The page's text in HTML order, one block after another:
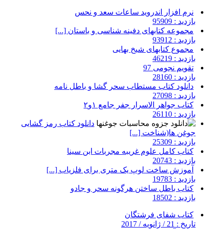
نرم افزار اندروید ساعات سعد و نحس
بازدید : 95909
مجموعه کتابهای دفینه شناسی و باستان [...]
بازدید : 93912
مجموع کتابهای شیخ بهایی
بازدید : 46219
تقویم نجومی 97
بازدید : 28160
دانلود کتاب مستطاب سحر گشا و باطل نامه
بازدید : 27098
کتاب جواهر الاسرار جفر جامع ۱و۲
بازدید : 26110
دانلود کتاب رمز گشایی
جوغن ها(شناخت [...]
بازدید : 25309
کتاب کامل علوم غریبه مجربات ابن سینا
بازدید : 20743
آموزش ساخت لوپ یک متری برای فلزیاب [...]
بازدید : 19783
کتاب باطل ساختن هرگونه سحر و جادو
بازدید : 18502
کتاب شفای فرشتگان
تاریخ : 21 / ژانویه / 2017